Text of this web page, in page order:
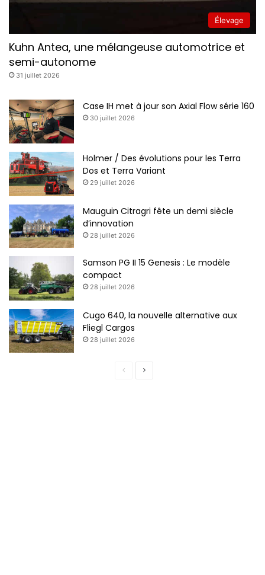
Élevage
Kuhn Antea, une mélangeuse automotrice et
semi-autonome
31 juillet 2026
Case IH met à jour son Axial Flow série 160
30 juillet 2026
Holmer / Des évolutions pour les Terra
Dos et Terra Variant
29 juillet 2026
Mauguin Citragri fête un demi siècle
d’innovation
28 juillet 2026
Samson PG II 15 Genesis : Le modèle
compact
28 juillet 2026
Cugo 640, la nouvelle alternative aux
Fliegl Cargos
28 juillet 2026
Page
Page